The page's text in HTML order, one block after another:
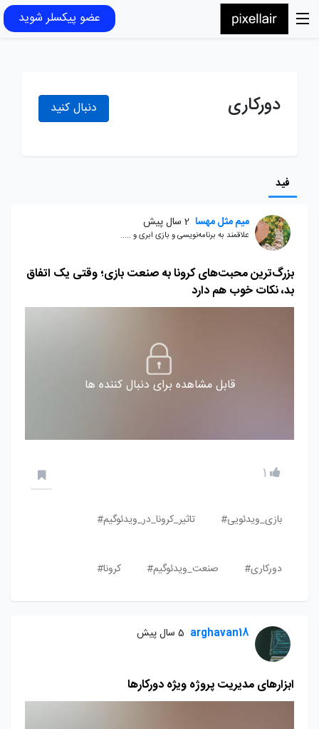
عضو پیکسلر شوید
دورکاری دنبال کنید
فید
میم مثل مهسا 2 سال پیش
علاقمند به برنامه‌نویسی و بازی ابری و .....
بزرگ‌ترین محبت‌های کرونا به صنعت بازی؛ وقتی یک اتفاق
بد، نکات خوب هم دارد
قابل مشاهده برای دنبال کننده ها
1
بازی_ویدئویی# تاثیر_کرونا_در_ویدئوگیم#
دورکاری# صنعت_ویدئوگیم# کرونا#
arghavan18 5 سال پیش
ابزارهای مدیریت پروژه ویژه دورکارها